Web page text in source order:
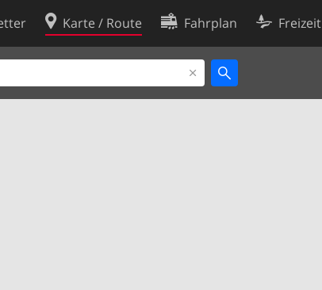
Karte / Route Fahrplan Freizeit
Cookie-Richtlinie
Cookie-Einstellungen